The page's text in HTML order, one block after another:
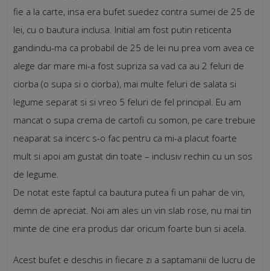
fie a la carte, insa era bufet suedez contra sumei de 25 de
lei, cu o bautura inclusa. Initial am fost putin reticenta
gandindu-ma ca probabil de 25 de lei nu prea vom avea ce
alege dar mare mi-a fost supriza sa vad ca au 2 feluri de
ciorba (o supa si o ciorba), mai multe feluri de salata si
legume separat si si vreo 5 feluri de fel principal. Eu am
mancat o supa crema de cartofi cu somon, pe care trebuie
neaparat sa incerc s-o fac pentru ca mi-a placut foarte
mult si apoi am gustat din toate – inclusiv rechin cu un sos
de legume.
De notat este faptul ca bautura putea fi un pahar de vin,
demn de apreciat. Noi am ales un vin slab rose, nu mai tin
minte de cine era produs dar oricum foarte bun si acela.
Acest bufet e deschis in fiecare zi a saptamanii de lucru de